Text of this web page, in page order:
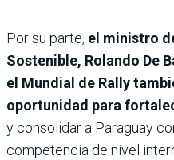
Por su parte, el ministro
Sostenible, Rolando De
el Mundial de Rally
oportunidad para
y consolidar a Paraguay
competencia de nivel